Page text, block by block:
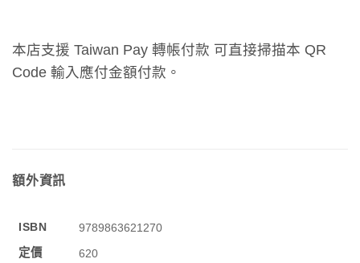
本店支援 Taiwan Pay 轉帳付款 可直接掃描本 QR
Code 輸入應付金額付款。
額外資訊
ISBN
9789863621270
定價
620